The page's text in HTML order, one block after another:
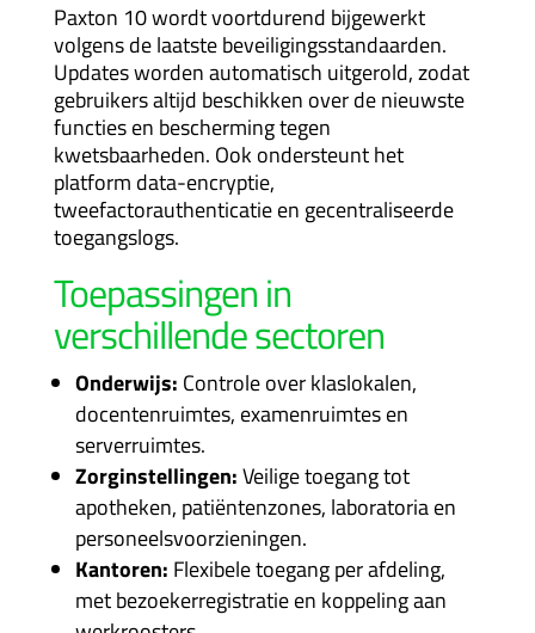
Paxton 10 wordt voortdurend bijgewerkt
volgens de laatste beveiligingsstandaarden.
Updates worden automatisch uitgerold, zodat
gebruikers altijd beschikken over de nieuwste
functies en bescherming tegen
kwetsbaarheden. Ook ondersteunt het
platform data-encryptie,
tweefactorauthenticatie en gecentraliseerde
toegangslogs.
Toepassingen in
verschillende sectoren
Onderwijs: Controle over klaslokalen,
docentenruimtes, examenruimtes en
serverruimtes.
Zorginstellingen:Veilige toegang tot
apotheken, patiëntenzones, laboratoria en
personeelsvoorzieningen.
Kantoren: Flexibele toegang per afdeling,
met bezoekerregistratie en koppeling aan